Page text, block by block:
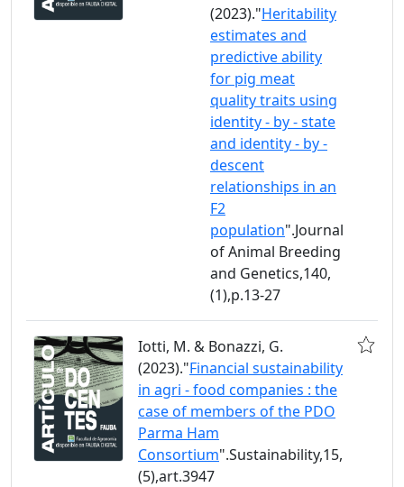
(2023)."Heritability
estimates and
predictive ability
for pig meat
quality traits using
identity - by - state
and identity - by -
descent
relationships in an
F2
population".Journal
of Animal Breeding
and Genetics,140,
(1),p.13-27
Iotti, M. & Bonazzi, G.
(2023)."Financial sustainability
in agri - food companies : the
case of members of the PDO
Parma Ham
Consortium".Sustainability,15,
(5),art.3947